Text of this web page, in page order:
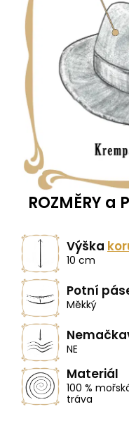
ROZMĚRY a
Výška
10 cm
Potní
Měkký
NE
Materiál
100 %
tráva